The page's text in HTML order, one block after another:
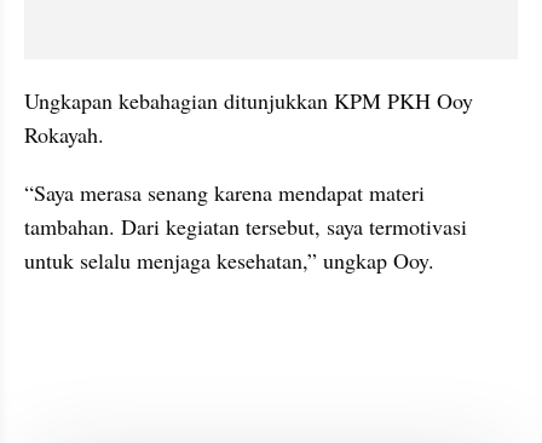
Ungkapan kebahagian ditunjukkan KPM PKH Ooy
Rokayah.
“Saya merasa senang karena mendapat materi
tambahan. Dari kegiatan tersebut, saya termotivasi
untuk selalu menjaga kesehatan,” ungkap Ooy.